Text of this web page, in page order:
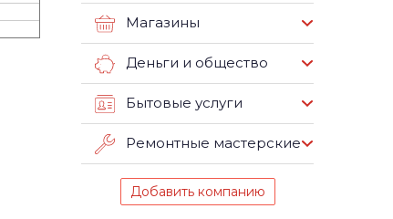
Магазины
Деньги и общество
Бытовые услуги
Ремонтные мастерские
Добавить компанию